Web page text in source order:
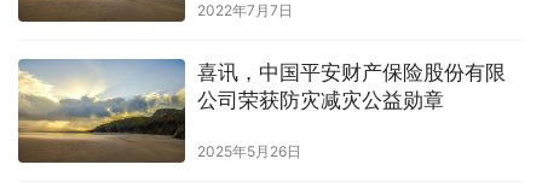
2022年7月7日
喜讯，中国平安财产保险股份有限
公司荣获防灾减灾公益勋章
2025年5月26日